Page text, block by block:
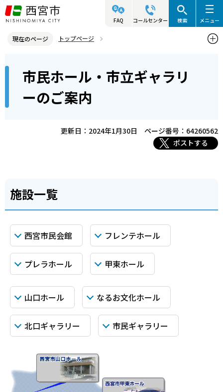
こ
の
ジ
頭
FAQ コールセンター 検索 メニュー
現在のページ
トップページ
市民ホール・市立ギャラリーのご案内
市民ホール・市立ギャラリ
ーのご案内
更新日：2024年1月30日
ページ番号：64260562
ポストする
施設一覧
西宮市民会館 フレンテホール
プレラホール 甲東ホール
山口ホール なるお文化ホール
北口ギャラリー 市民ギャラリー